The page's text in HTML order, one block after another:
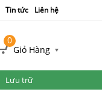
Tin tức Liên hệ
0
Giỏ Hàng
Lưu trữ